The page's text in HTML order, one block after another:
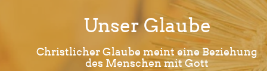
Unser Glaube
Christlicher Glaube meint eine Beziehung
des Menschen mit Gott